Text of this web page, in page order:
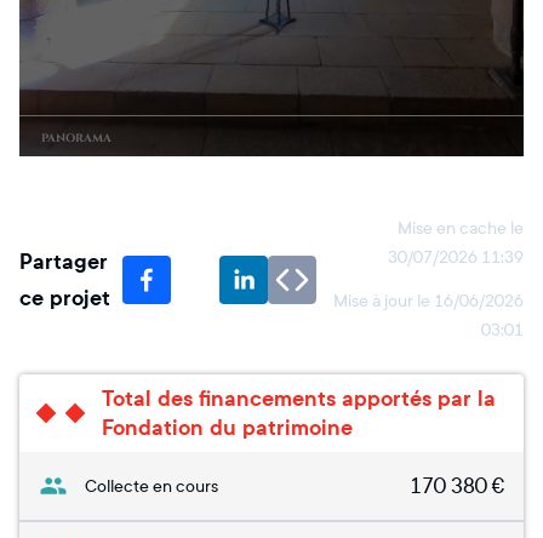
Partager
ce projet
Mise en cache le
30/07/2026 11:39
Mise à jour le 16/06/2026
03:01
Total des financements apportés par la
Fondation du patrimoine
Collecte en cours 170 380€